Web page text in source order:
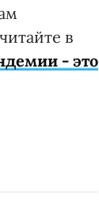
в
- это